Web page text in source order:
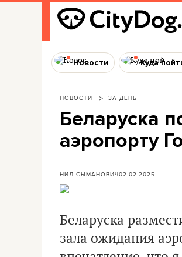
Новости Куда
НОВОСТИ ЗА ДЕНЬ
Беларуска
аэропорту
НИЛ СЫМАНОВИЧ02.02.2025
Беларуска
зала ожидания